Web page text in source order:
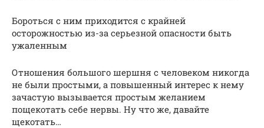
Бороться с ним приходится с крайней
осторожностью из-за серьезной опасности быть
ужаленным
Отношения большого шершня с человеком никогда
не были простыми, а повышенный интерес к нему
зачастую вызывается простым желанием
пощекотать себе нервы. Ну что же, давайте
щекотать…